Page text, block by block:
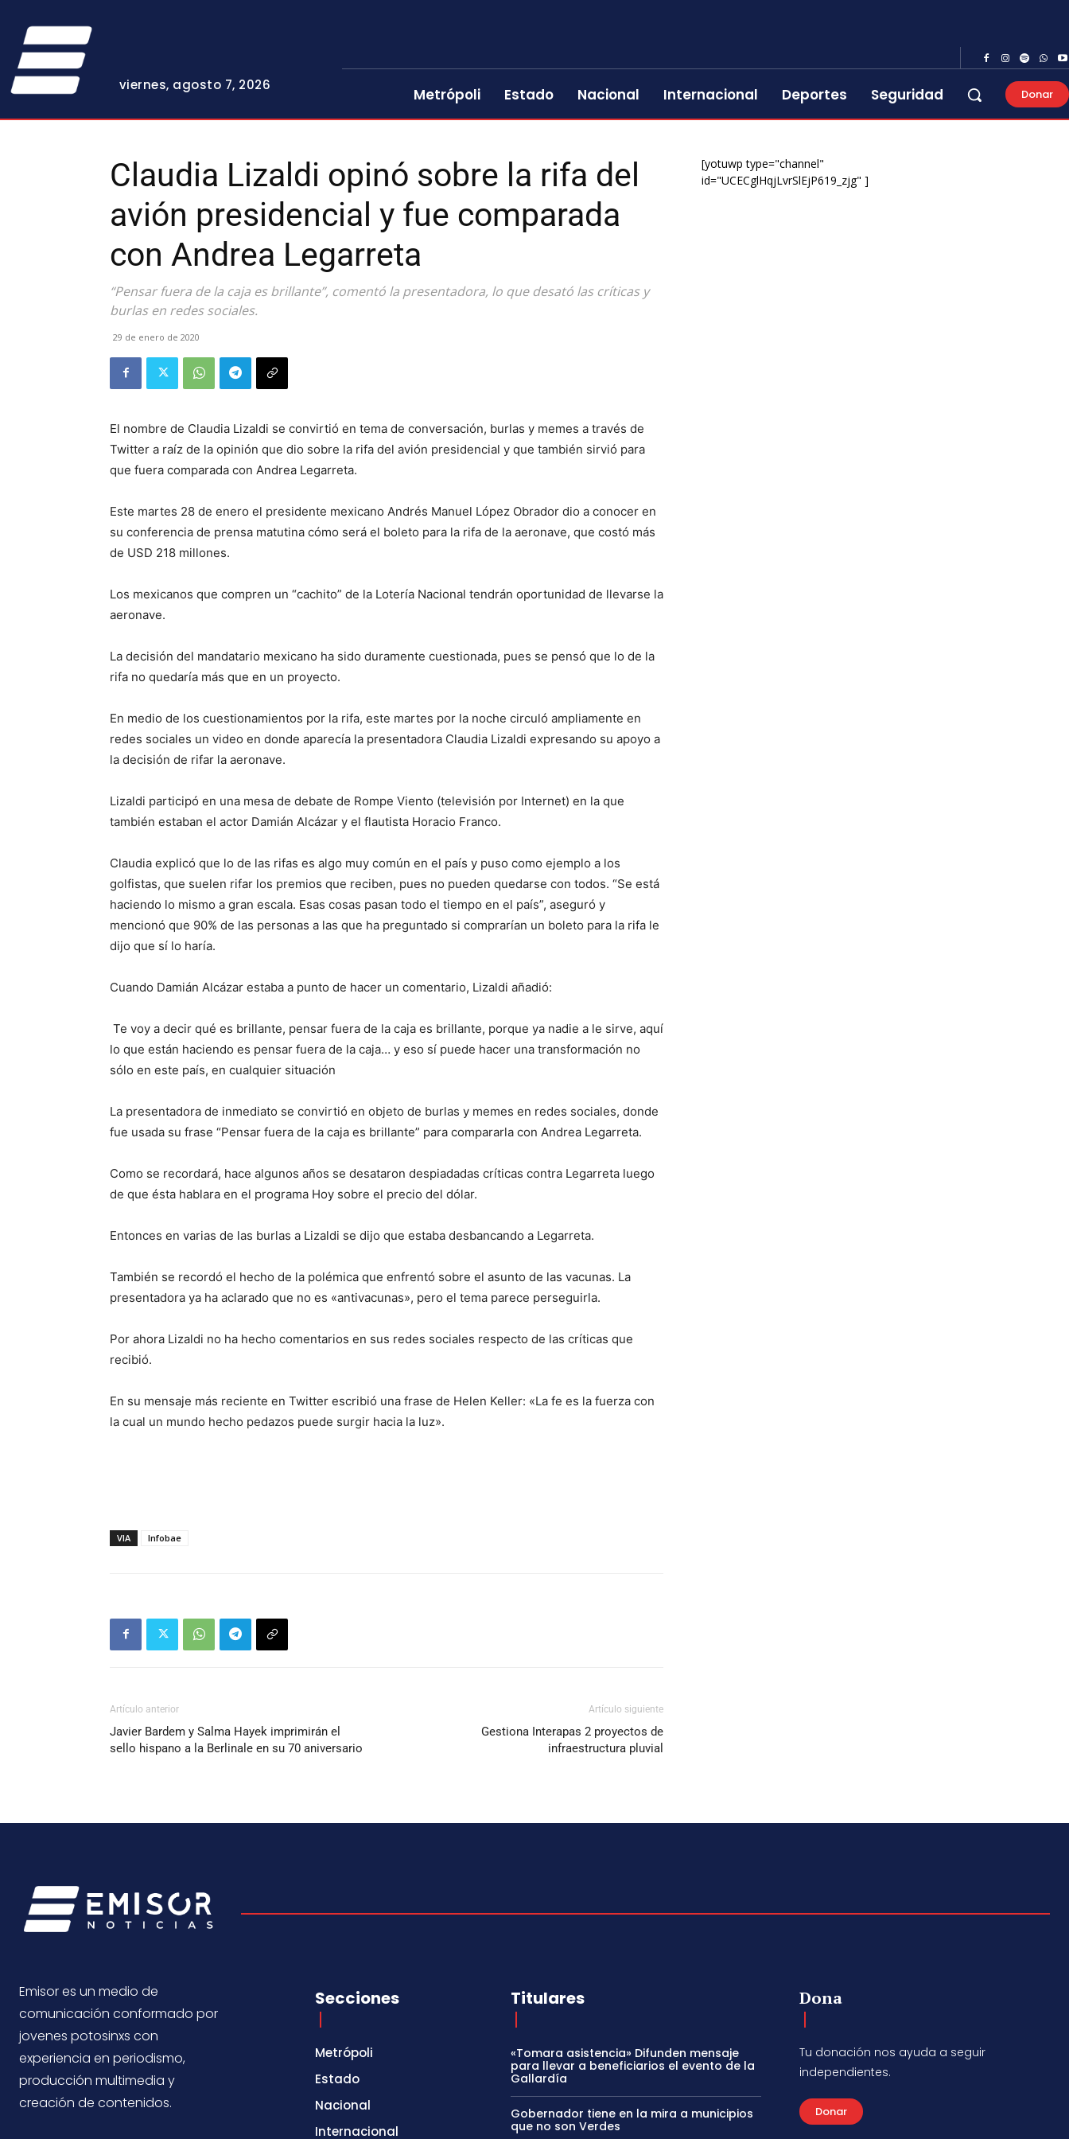
viernes, agosto 7, 2026
Metrópoli Estado Nacional Internacional Deportes Seguridad Donar
Claudia Lizaldi opinó sobre la rifa del
avión presidencial y fue comparada
con Andrea Legarreta
“Pensar fuera de la caja es brillante”, comentó la presentadora, lo que desató las críticas y
burlas en redes sociales.
29 de enero de 2020
El nombre de Claudia Lizaldi se convirtió en tema de conversación, burlas y memes a través de
Twitter a raíz de la opinión que dio sobre la rifa del avión presidencial y que también sirvió para
que fuera comparada con Andrea Legarreta.
Este martes 28 de enero el presidente mexicano Andrés Manuel López Obrador dio a conocer en
su conferencia de prensa matutina cómo será el boleto para la rifa de la aeronave, que costó más
de USD 218 millones.
Los mexicanos que compren un “cachito” de la Lotería Nacional tendrán oportunidad de llevarse la
aeronave.
La decisión del mandatario mexicano ha sido duramente cuestionada, pues se pensó que lo de la
rifa no quedaría más que en un proyecto.
En medio de los cuestionamientos por la rifa, este martes por la noche circuló ampliamente en
redes sociales un video en donde aparecía la presentadora Claudia Lizaldi expresando su apoyo a
la decisión de rifar la aeronave.
Lizaldi participó en una mesa de debate de Rompe Viento (televisión por Internet) en la que
también estaban el actor Damián Alcázar y el flautista Horacio Franco.
Claudia explicó que lo de las rifas es algo muy común en el país y puso como ejemplo a los
golfistas, que suelen rifar los premios que reciben, pues no pueden quedarse con todos. “Se está
haciendo lo mismo a gran escala. Esas cosas pasan todo el tiempo en el país”, aseguró y
mencionó que 90% de las personas a las que ha preguntado si comprarían un boleto para la rifa le
dijo que sí lo haría.
Cuando Damián Alcázar estaba a punto de hacer un comentario, Lizaldi añadió:
Te voy a decir qué es brillante, pensar fuera de la caja es brillante, porque ya nadie a le sirve, aquí
lo que están haciendo es pensar fuera de la caja… y eso sí puede hacer una transformación no
sólo en este país, en cualquier situación
La presentadora de inmediato se convirtió en objeto de burlas y memes en redes sociales, donde
fue usada su frase “Pensar fuera de la caja es brillante” para compararla con Andrea Legarreta.
Como se recordará, hace algunos años se desataron despiadadas críticas contra Legarreta luego
de que ésta hablara en el programa Hoy sobre el precio del dólar.
Entonces en varias de las burlas a Lizaldi se dijo que estaba desbancando a Legarreta.
También se recordó el hecho de la polémica que enfrentó sobre el asunto de las vacunas. La
presentadora ya ha aclarado que no es «antivacunas», pero el tema parece perseguirla.
Por ahora Lizaldi no ha hecho comentarios en sus redes sociales respecto de las críticas que
recibió.
En su mensaje más reciente en Twitter escribió una frase de Helen Keller: «La fe es la fuerza con
la cual un mundo hecho pedazos puede surgir hacia la luz».
VIA Infobae
Artículo anterior
Javier Bardem y Salma Hayek imprimirán el
sello hispano a la Berlinale en su 70 aniversario
Artículo siguiente
Gestiona Interapas 2 proyectos de
infraestructura pluvial
[yotuwp type="channel"
id="UCECglHqjLvrSlEjP619_zjg" ]
Emisor es un medio de
comunicación conformado por
jovenes potosinxs con
experiencia en periodismo,
producción multimedia y
creación de contenidos.
Secciones
Metrópoli
Estado
Nacional
Internacional
Titulares
«Tomara asistencia» Difunden mensaje
para llevar a beneficiarios el evento de la
Gallardía
Gobernador tiene en la mira a municipios
que no son Verdes
Dona
Tu donación nos ayuda a seguir
independientes.
Donar